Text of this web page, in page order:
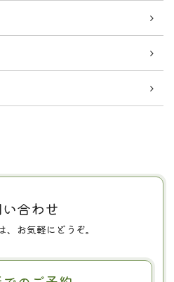
合わせ
、お気軽にどうぞ。